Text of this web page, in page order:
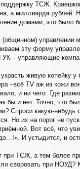
поддержку ТСЖ.
а миллиарда рублей.
домами, это было
(общинном) управлении
эту форму
УК – управляющие
живую копейку у
–всё TV аж из кожи
и ни чего. Где
бы и нет. Точно, что
Спроси какую-нибудь
Но их на порог не
Вот всё, что
И устыдится, и
при ТСЖ, а тем более
своровать при НОУД?